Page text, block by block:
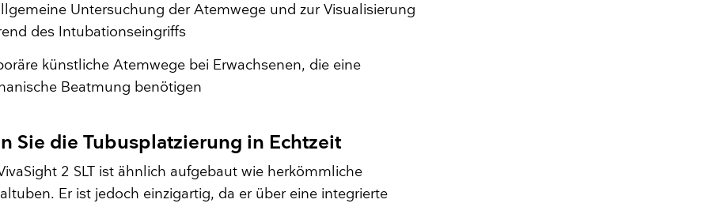
Untersuchung der Atemwege und zur Visualisierung
des Intubationseingriffs
künstliche Atemwege bei Erwachsenen, die eine
Beatmung benötigen
Sie die Tubusplatzierung in Echtzeit
2 SLT ist ähnlich aufgebaut wie herkömmliche
Er ist jedoch einzigartig, da er über eine integrierte